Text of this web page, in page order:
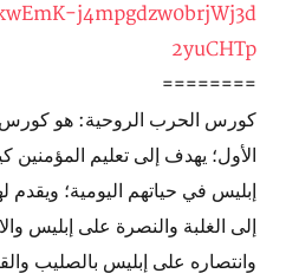
j4mpgdzw0brjWj3d
2yuCHTp
========
كورس الحرب الروحية: هو كورس
الأول؛ يهدف إلى تعليم
إبليس في حياتهم اليومية؛ ويقدم
إلى الغلبة والنصرة على إبليس
وانتصاره على إبليس بالصليب